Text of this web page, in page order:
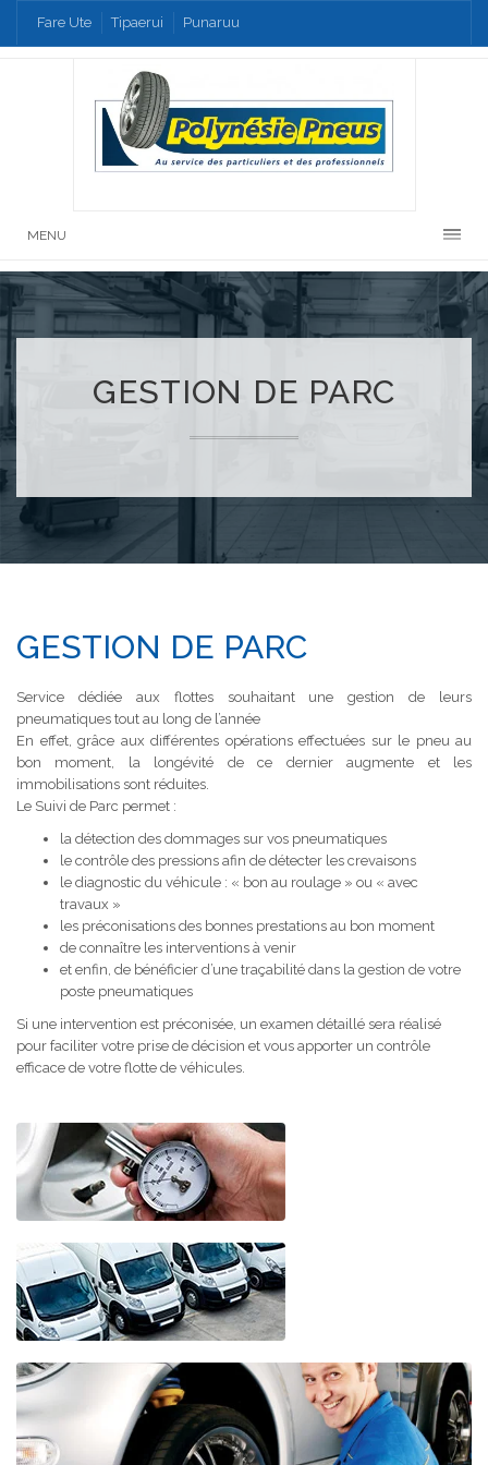
Fare Ute Tipaerui Punaruu
MENU
GESTION DE PARC
GESTION DE PARC
Service dédiée aux flottes souhaitant une gestion de leurs
pneumatiques tout au long de l’année
En effet, grâce aux différentes opérations effectuées sur le pneu au
bon moment, la longévité de ce dernier augmente et les
immobilisations sont réduites.
Le Suivi de Parc permet :
la détection des dommages sur vos pneumatiques
le contrôle des pressions afin de détecter les crevaisons
le diagnostic du véhicule : « bon au roulage » ou « avec
travaux »
les préconisations des bonnes prestations au bon moment
de connaître les interventions à venir
et enfin, de bénéficier d’une traçabilité dans la gestion de votre
poste pneumatiques
Si une intervention est préconisée, un examen détaillé sera réalisé
pour faciliter votre prise de décision et vous apporter un contrôle
efficace de votre flotte de véhicules.